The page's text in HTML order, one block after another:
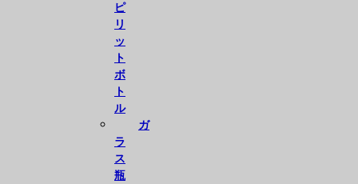
ピ
リ
ッ
ト
ボ
ト
ル
ガ
ラ
ス
瓶